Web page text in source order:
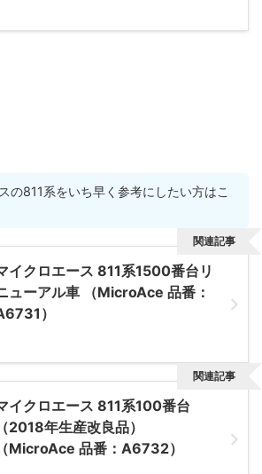
の811系をいち早く参考にしたい方はこ
イクロエース 811系1500番台リ
ューアル車 （MicroAce 品番：
）
関連記事
イクロエース 811系100番台
（2018年生産改良品）
（MicroAce 品番：A6732）
関連記事